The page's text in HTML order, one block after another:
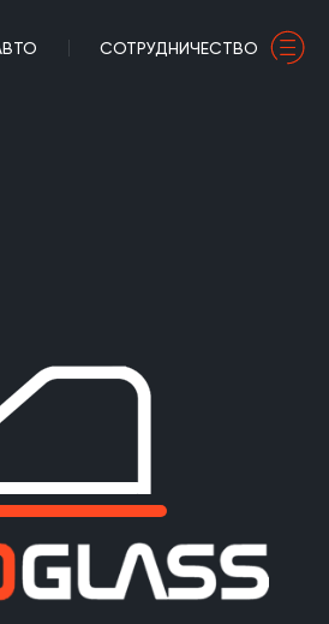
СОТРУДНИЧЕСТВО